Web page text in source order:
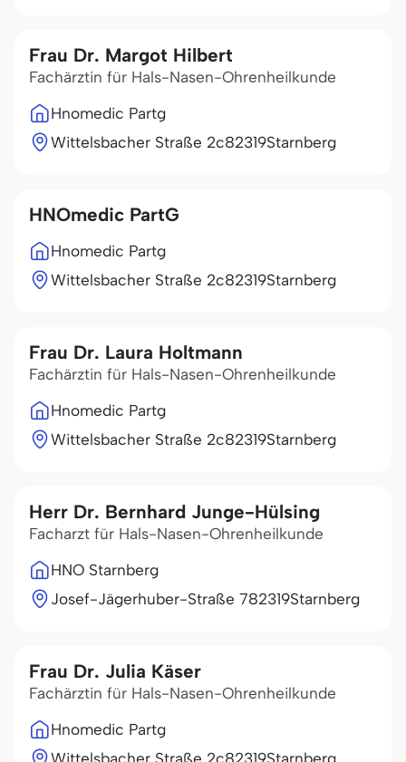
Frau Dr. Margot Hilbert
Fachärztin für Hals-Nasen-Ohrenheilkunde
Hnomedic Partg
Wittelsbacher Straße 2c82319Starnberg
HNOmedic PartG
Hnomedic Partg
Wittelsbacher Straße 2c82319Starnberg
Frau Dr. Laura Holtmann
Fachärztin für Hals-Nasen-Ohrenheilkunde
Hnomedic Partg
Wittelsbacher Straße 2c82319Starnberg
Herr Dr. Bernhard Junge-Hülsing
Facharzt für Hals-Nasen-Ohrenheilkunde
HNO Starnberg
Josef-Jägerhuber-Straße 782319Starnberg
Frau Dr. Julia Käser
Fachärztin für Hals-Nasen-Ohrenheilkunde
Hnomedic Partg
Wittelsbacher Straße 2c82319Starnberg